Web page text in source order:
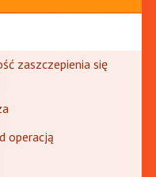
zaszczepienia się
operacją